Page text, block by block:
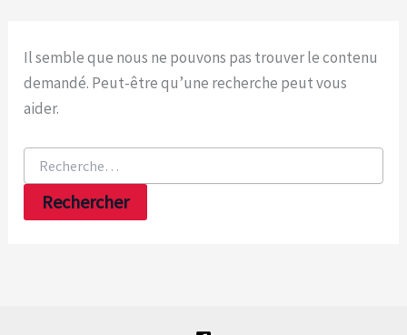
Il semble que nous ne pouvons pas trouver le contenu
demandé. Peut-être qu’une recherche peut vous
aider.
Rechercher :